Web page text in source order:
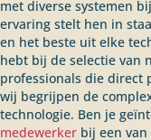
met diverse systemen
ervaring stelt hen in
en het beste uit elke
hebt bij de selectie van
professionals die direct
wij begrijpen de
technologie. Ben je
medewerker bij een